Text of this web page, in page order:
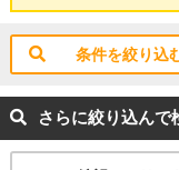
条件を絞り込
さらに絞り込んで